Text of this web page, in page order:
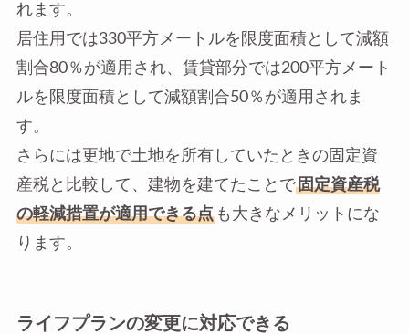
れます。
居住用では330平方メートルを限度面積として減額
割合80％が適用され、賃貸部分では200平方メート
ルを限度面積として減額割合50％が適用されま
す。
さらには更地で土地を所有していたときの固定資
産税と比較して、建物を建てたことで固定資産税
の軽減措置が適用できる点も大きなメリットにな
ります。
ライフプランの変更に対応できる